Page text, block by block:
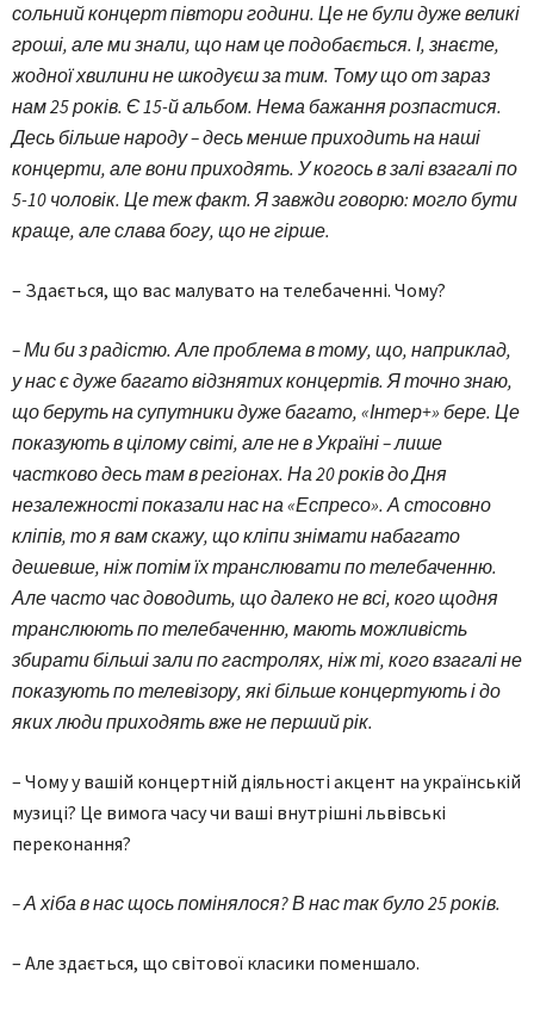
сольний концерт півтори години. Це не були дуже великі
гроші, але ми знали, що нам це подобається. І, знаєте,
жодної хвилини не шкодуєш за тим. Тому що от зараз
нам 25 років. Є 15-й альбом. Нема бажання розпастися.
Десь більше народу – десь менше приходить на наші
концерти, але вони приходять. У когось в залі взагалі по
5-10 чоловік. Це теж факт. Я завжди говорю: могло бути
краще, але слава богу, що не гірше.
– Здається, що вас малувато на телебаченні. Чому?
– Ми би з радістю. Але проблема в тому, що, наприклад,
у нас є дуже багато відзнятих концертів. Я точно знаю,
що беруть на супутники дуже багато, «Інтер+» бере. Це
показують в цілому світі, але не в Україні – лише
частково десь там в регіонах. На 20 років до Дня
незалежності показали нас на «Еспресо». А стосовно
кліпів, то я вам скажу, що кліпи знімати набагато
дешевше, ніж потім їх транслювати по телебаченню.
Але часто час доводить, що далеко не всі, кого щодня
транслюють по телебаченню, мають можливість
збирати більші зали по гастролях, ніж ті, кого взагалі не
показують по телевізору, які більше концертують і до
яких люди приходять вже не перший рік.
– Чому у вашій концертній діяльності акцент на українській
музиці? Це вимога часу чи ваші внутрішні львівські
переконання?
– А хіба в нас щось помінялося? В нас так було 25 років.
– Але здається, що світової класики поменшало.